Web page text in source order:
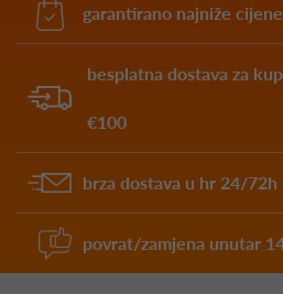
garantirano najniže cijene
besplatna dostava za
€100
brza dostava u hr 24/72h
povrat/zamjena unutar